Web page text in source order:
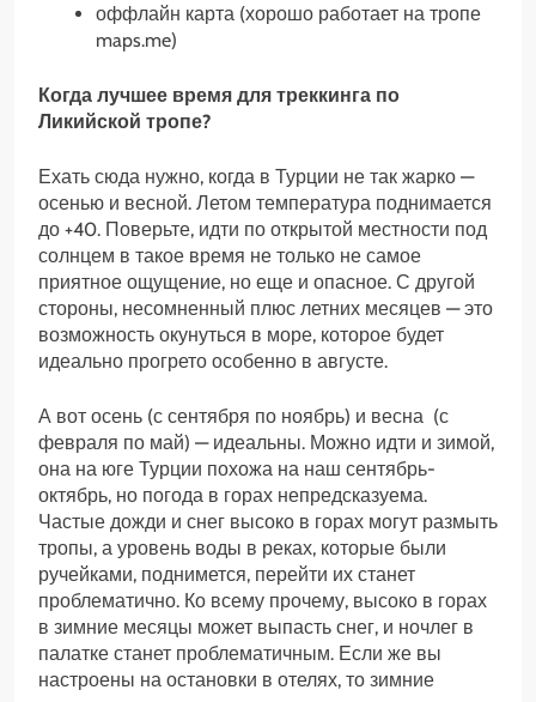
оффлайн карта (хорошо работает на тропе
maps.me)
Когда лучшее время для треккинга по
Ликийской тропе?
Ехать сюда нужно, когда в Турции не так жарко —
осенью и весной. Летом температура поднимается
до +40. Поверьте, идти по открытой местности под
солнцем в такое время не только не самое
приятное ощущение, но еще и опасное. С другой
стороны, несомненный плюс летних месяцев — это
возможность окунуться в море, которое будет
идеально прогрето особенно в августе.
А вот осень (с сентября по ноябрь) и весна (с
февраля по май) — идеальны. Можно идти и зимой,
она на юге Турции похожа на наш сентябрь-
октябрь, но погода в горах непредсказуема.
Частые дожди и снег высоко в горах могут размыть
тропы, а уровень воды в реках, которые были
ручейками, поднимется, перейти их станет
проблематично. Ко всему прочему, высоко в горах
в зимние месяцы может выпасть снег, и ночлег в
палатке станет проблематичным. Если же вы
настроены на остановки в отелях, то зимние